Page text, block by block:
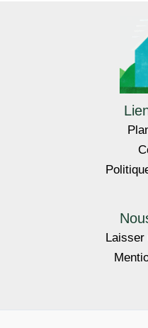
Laisser